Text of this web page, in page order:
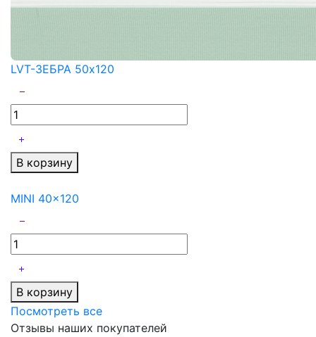
LVT-ЗЕБРА 50x120
В корзину
MINI 40x120
В корзину
Посмотреть все
Отзывы наших покупателей